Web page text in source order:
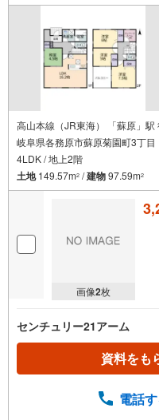
高山本線（JR東海） 「蘇原」駅
岐阜県各務原市蘇原菊園町3丁目
4LDK / 地上2階
土地149.57m2 /建物97.59m2
画像2枚
センチュリー21アーム
資料をも
電話